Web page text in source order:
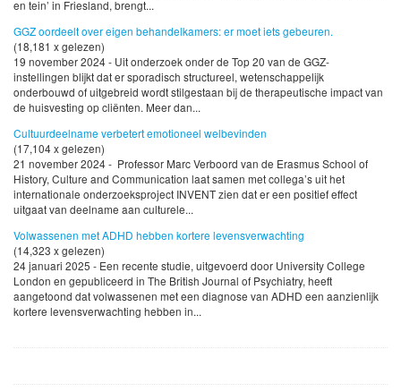
en tein’ in Friesland, brengt...
GGZ oordeelt over eigen behandelkamers: er moet iets gebeuren.
(18,181 x gelezen)
19 november 2024 - Uit onderzoek onder de Top 20 van de GGZ-
instellingen blijkt dat er sporadisch structureel, wetenschappelijk
onderbouwd of uitgebreid wordt stilgestaan bij de therapeutische impact van
de huisvesting op cliënten. Meer dan...
Cultuurdeelname verbetert emotioneel welbevinden
(17,104 x gelezen)
21 november 2024 - Professor Marc Verboord van de Erasmus School of
History, Culture and Communication laat samen met collega’s uit het
internationale onderzoeksproject INVENT zien dat er een positief effect
uitgaat van deelname aan culturele...
Volwassenen met ADHD hebben kortere levensverwachting
(14,323 x gelezen)
24 januari 2025 - Een recente studie, uitgevoerd door University College
London en gepubliceerd in The British Journal of Psychiatry, heeft
aangetoond dat volwassenen met een diagnose van ADHD een aanzienlijk
kortere levensverwachting hebben in...